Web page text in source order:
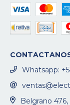
Whatsapp:
Belgrano